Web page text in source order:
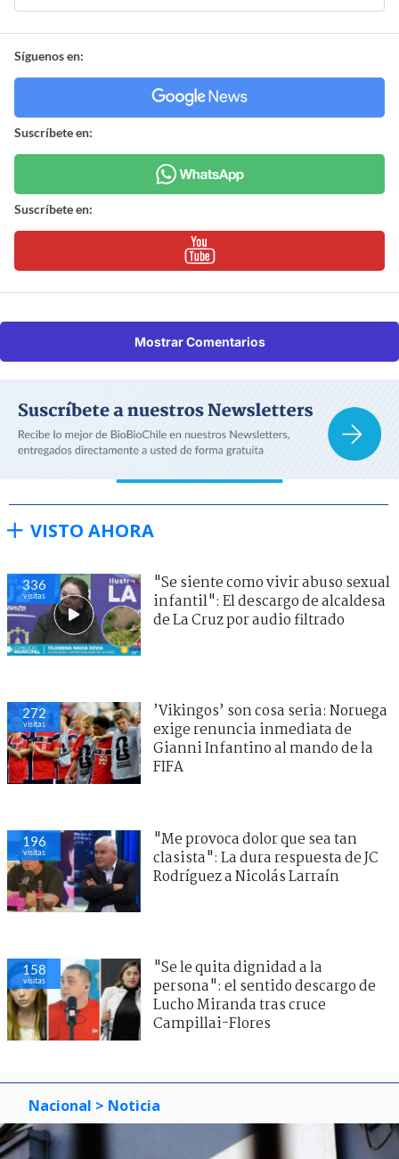
Síguenos en:
Suscríbete en:
Suscríbete en:
Mostrar Comentarios
VISTO AHORA
336
visitas
"Se siente como vivir abuso sexual
infantil": El descargo de alcaldesa
de La Cruz por audio filtrado
272
visitas
’Vikingos’ son cosa seria: Noruega
exige renuncia inmediata de
Gianni Infantino al mando de la
FIFA
196
visitas
"Me provoca dolor que sea tan
clasista": La dura respuesta de JC
Rodríguez a Nicolás Larraín
158
visitas
"Se le quita dignidad a la
persona": el sentido descargo de
Lucho Miranda tras cruce
Campillai-Flores
Nacional > Noticia